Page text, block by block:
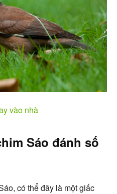
vào nhà
Sáo đánh số
có thể đây là một giấc